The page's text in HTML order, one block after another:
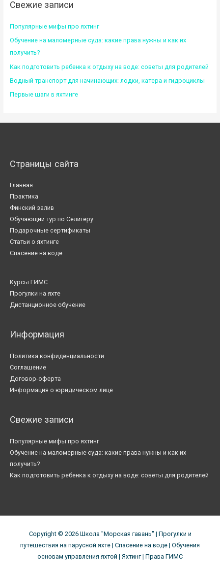
Свежие записи
Популярные мифы про яхтинг
Обучение на маломерные суда: какие права нужны и как их
получить?
Как подготовить ребенка к отдыху на воде: советы для родителей
Водный транспорт для начинающих: лодки, катера и гидроциклы
Первые шаги в яхтинге
Страницы сайта
Главная
Практика
Финский залив
Обучающий тур по Селигеру
Подарочные сертификаты
Статьи о яхтинге
Спасение на воде
Курсы ГИМС
Прогулки на яхте
Дистанционное обучение
Информация
Политика конфиденциальности
Соглашение
Договор-оферта
Информация о юридическом лице
Свежие записи
Популярные мифы про яхтинг
Обучение на маломерные суда: какие права нужны и как их
получить?
Как подготовить ребенка к отдыху на воде: советы для родителей
Copyright © 2026 Школа "Морская гавань" | Прогулки и
путешествия на парусной яхте | Спасение на воде | Обучения
основам управления яхтой | Яхтинг | Права ГИМС